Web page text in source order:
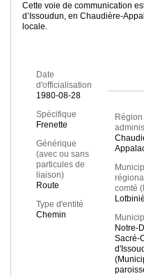
Cette voie de communication
d’Issoudun, en Chaudière-
locale.
Date
d'officialisation
1980-08-28
Spécifique
Frenette
Générique
(avec ou sans
particules de
liaison)
Route
Type d'entité
Chemin
Région
comté
Notre-
Sacré-